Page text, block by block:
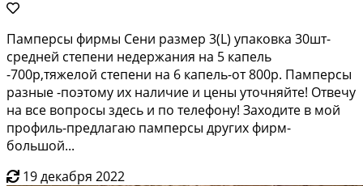
Памперсы фирмы Сени размер 3(L) упаковка 30шт-
средней степени недержания на 5 капель
-700р,тяжелой степени на 6 капель-от 800р. Памперсы
разные -поэтому их наличие и цены уточняйте! Отвечу
на все вопросы здесь и по телефону! Заходите в мой
профиль-предлагаю памперсы других фирм-
большой...
19 декабря 2022